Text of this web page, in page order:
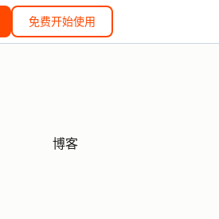
免费开始使用
博客